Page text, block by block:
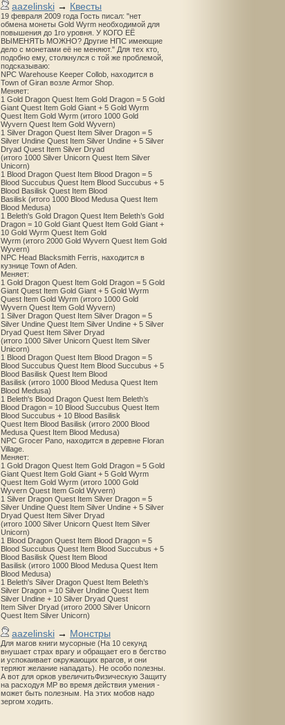
aazelinski → Квесты
19 февраля 2009 года Гость писал: "нет
обмена монеты Gold Wyrm необходимой для
повышения до 1го уровня. У КОГО ЕЁ
ВЫМЕНЯТЬ МОЖНО? Другие НПС имеющие
дело с монетами её не меняют." Для тех кто,
подобно ему, столкнулся с той же проблемой,
подсказываю:
NPC Warehouse Keeper Collob, находится в
Town of Giran возле Armor Shop.
Меняет:
1 Gold Dragon Quest Item Gold Dragon = 5 Gold
Giant Quest Item Gold Giant + 5 Gold Wyrm
Quest Item Gold Wyrm (итого 1000 Gold
Wyvern Quest Item Gold Wyvern)
1 Silver Dragon Quest Item Silver Dragon = 5
Silver Undine Quest Item Silver Undine + 5 Silver
Dryad Quest Item Silver Dryad
(итого 1000 Silver Unicorn Quest Item Silver
Unicorn)
1 Blood Dragon Quest Item Blood Dragon = 5
Blood Succubus Quest Item Blood Succubus + 5
Blood Basilisk Quest Item Blood
Basilisk (итого 1000 Blood Medusa Quest Item
Blood Medusa)
1 Beleth's Gold Dragon Quest Item Beleth’s Gold
Dragon = 10 Gold Giant Quest Item Gold Giant +
10 Gold Wyrm Quest Item Gold
Wyrm (итого 2000 Gold Wyvern Quest Item Gold
Wyvern)
NPC Head Blacksmith Ferris, находится в
кузнице Town of Aden.
Меняет:
1 Gold Dragon Quest Item Gold Dragon = 5 Gold
Giant Quest Item Gold Giant + 5 Gold Wyrm
Quest Item Gold Wyrm (итого 1000 Gold
Wyvern Quest Item Gold Wyvern)
1 Silver Dragon Quest Item Silver Dragon = 5
Silver Undine Quest Item Silver Undine + 5 Silver
Dryad Quest Item Silver Dryad
(итого 1000 Silver Unicorn Quest Item Silver
Unicorn)
1 Blood Dragon Quest Item Blood Dragon = 5
Blood Succubus Quest Item Blood Succubus + 5
Blood Basilisk Quest Item Blood
Basilisk (итого 1000 Blood Medusa Quest Item
Blood Medusa)
1 Beleth's Blood Dragon Quest Item Beleth’s
Blood Dragon = 10 Blood Succubus Quest Item
Blood Succubus + 10 Blood Basilisk
Quest Item Blood Basilisk (итого 2000 Blood
Medusa Quest Item Blood Medusa)
NPC Grocer Pano, находится в деревне Floran
Village.
Меняет:
1 Gold Dragon Quest Item Gold Dragon = 5 Gold
Giant Quest Item Gold Giant + 5 Gold Wyrm
Quest Item Gold Wyrm (итого 1000 Gold
Wyvern Quest Item Gold Wyvern)
1 Silver Dragon Quest Item Silver Dragon = 5
Silver Undine Quest Item Silver Undine + 5 Silver
Dryad Quest Item Silver Dryad
(итого 1000 Silver Unicorn Quest Item Silver
Unicorn)
1 Blood Dragon Quest Item Blood Dragon = 5
Blood Succubus Quest Item Blood Succubus + 5
Blood Basilisk Quest Item Blood
Basilisk (итого 1000 Blood Medusa Quest Item
Blood Medusa)
1 Beleth's Silver Dragon Quest Item Beleth’s
Silver Dragon = 10 Silver Undine Quest Item
Silver Undine + 10 Silver Dryad Quest
Item Silver Dryad (итого 2000 Silver Unicorn
Quest Item Silver Unicorn)
aazelinski → Монстры
Для магов книги мусорные (На 10 секунд
внушает страх врагу и обращает его в бегство
и успокаивает окружающих врагов, и они
теряют желание нападать). Не особо полезны.
А вот для орков увеличитьФизическую Защиту
на расходуя MP во время действия умения -
может быть полезным. На этих мобов надо
зергом ходить.